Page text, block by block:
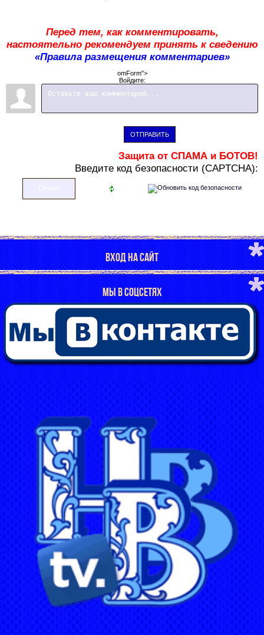
Перед тем, как комментировать,
настоятельно рекомендуем принять к сведению
«Правила размещения комментариев»
omForm">
Войдите:
ОТПРАВИТЬ
Защита от СПАМА и БОТОВ!
Введите код безопасности (CAPTCHA):
ВХОД НА САЙТ
МЫ В СОЦСЕТЯХ